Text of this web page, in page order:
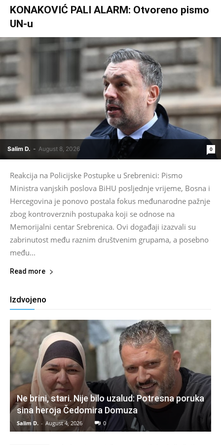
KONAKOVIĆ PALI ALARM: Otvoreno pismo
UN-u
Salim D. - August 8, 2026 0
Reakcija na Policijske Postupke u Srebrenici: Pismo
Ministra vanjskih poslova BiHU posljednje vrijeme, Bosna i
Hercegovina je ponovo postala fokus međunarodne pažnje
zbog kontroverznih postupaka koji se odnose na
Memorijalni centar Srebrenica. Ovi događaji izazvali su
zabrinutost među raznim društvenim grupama, a posebno
među...
Read more
Izdvojeno
Ne brini, stari. Nije bilo uzalud: Potresna poruka
sina heroja Čedomira Domuza
Salim D. - August 4, 2026 0